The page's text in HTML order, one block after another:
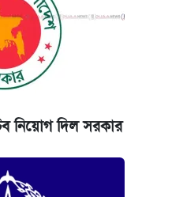
নিয়োগ দিল সরকার